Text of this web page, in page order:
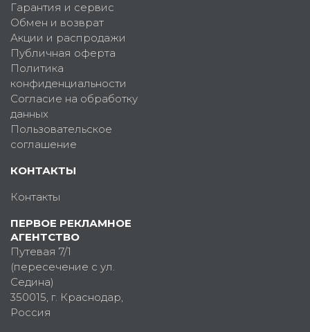
Гарантия и сервис
Обмен и возврат
Акции и распродажи
Публичная оферта
Политика
конфиденциальности
Согласие на обработку
данных
Пользовательское
соглашение
КОНТАКТЫ
Контакты
ПЕРВОЕ РЕКЛАМНОЕ
АГЕНТСТВО
Путевая 7/1
(пересечение с ул.
Седина)
350015, г. Краснодар,
Россия